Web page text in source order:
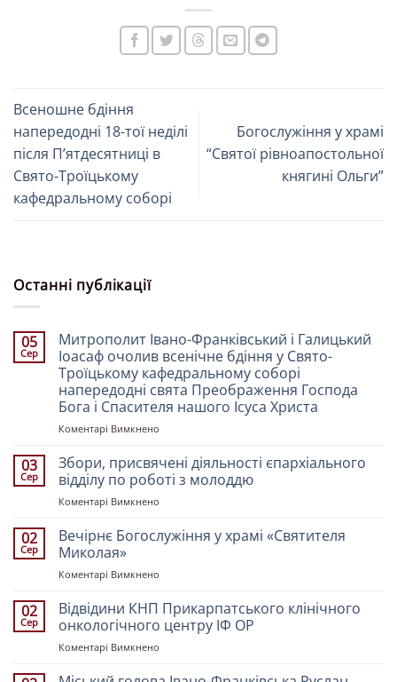
Всеношне бдіння
напередодні 18-тої неділі
після Пʼятдесятниці в
Свято-Троїцькому
кафедральному соборі
Богослужіння у храмі
“Святої рівноапостольної
княгині Ольги”
Останні публікації
05
Сер
Митрополит Івано-Франківський і Галицький
Іоасаф очолив всенічне бдіння у Свято-
Троїцькому кафедральному соборі
напередодні свята Преображення Господа
Бога і Спасителя нашого Ісуса Христа
Коментарі Вимкнено
Івано-
Франківський
і
очолив
всенічне
Троїцькому
кафедральному
03
Сер
Збори, присвячені діяльності єпархіального
відділу по роботі з молоддю
Коментарі Вимкнено
присвячені
діяльності
роботі
з
молоддю
02
Сер
Вечірнє Богослужіння у храмі «Святителя
Миколая»
Коментарі Вимкнено
Богослужіння
храмі
02
Сер
Відвідини КНП Прикарпатського клінічного
онкологічного центру ІФ ОР
Коментарі Вимкнено
КНП